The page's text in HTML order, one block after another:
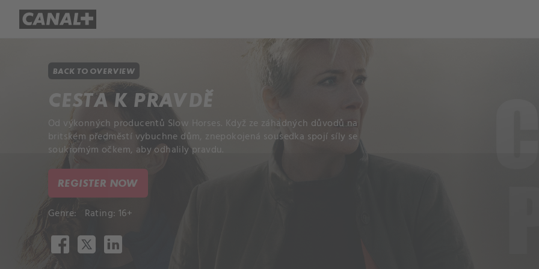
BACK TO OVERVIEW
CESTA K PRAVDĚ
Od výkonných producentů Slow Horses. Když ze záhadných důvodů na
britském předměstí vybuchne dům, znepokojená sousedka spojí síly se
soukromým očkem, aby odhalily pravdu.
REGISTER NOW
Genre: Rating: 16+